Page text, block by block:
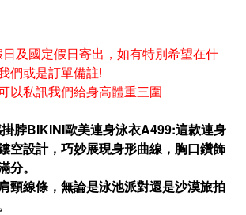
及國定假日寄出，如有特別希望在什
們或是訂單備註!
以私訊我們給身高體重三圍
脖BIKINI歐美連身泳衣A499:這款連身
空設計，巧妙展現身形曲線，胸口鑽飾
分。
頸線條，無論是泳池派對還是沙漠旅拍